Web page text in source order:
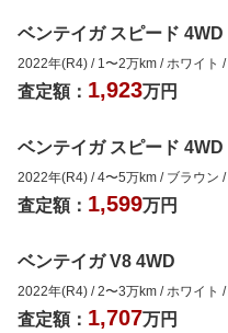
ベンテイガ スピード 4WD
2022年(R4) / 1 〜2万km / ホワイト /
査定額： 1,923万円
ベンテイガ スピード 4WD
2022年(R4) /4〜5万km / ブラウン /
査定額： 1,599万円
ベンテイガ V8 4WD
2022年(R4) /2〜3万km / ホワイト /
査定額： 1,707万円